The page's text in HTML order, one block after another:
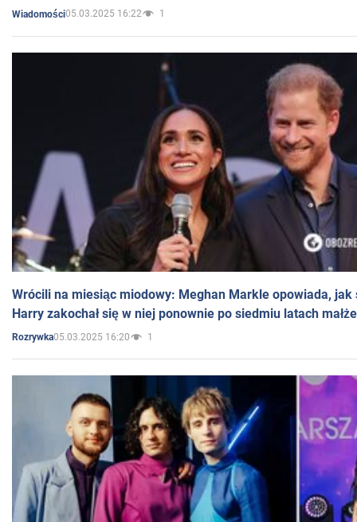
Wiadomości05.03.2025 16:22 1
Wrócili na miesiąc miodowy: Meghan Markle opowiada, jak
Harry zakochał się w niej ponownie po siedmiu latach
Rozrywka05.03.2025 16:20 1